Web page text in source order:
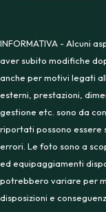
INFORMATIVA - Alcuni
aver subito modifiche
anche per motivi legati
esterni, prestazioni,
gestione etc. sono da
riportati possono essere
errori. Le foto sono a
ed equipaggiamenti
potrebbero variare per
disposizioni e